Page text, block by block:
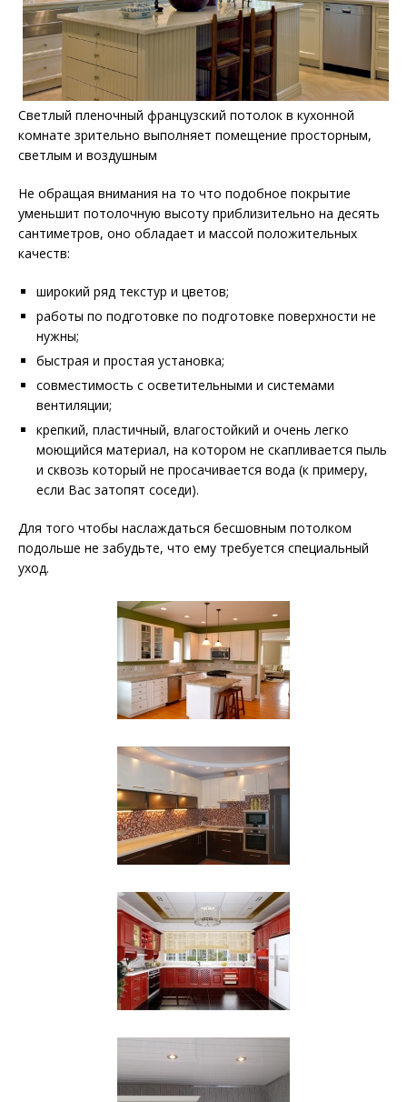
Светлый пленочный французский потолок в кухонной
комнате зрительно выполняет помещение просторным,
светлым и воздушным
Не обращая внимания на то что подобное покрытие
уменьшит потолочную высоту приблизительно на десять
сантиметров, оно обладает и массой положительных
качеств:
широкий ряд текстур и цветов;
работы по подготовке по подготовке поверхности не
нужны;
быстрая и простая установка;
совместимость с осветительными и системами
вентиляции;
крепкий, пластичный, влагостойкий и очень легко
моющийся материал, на котором не скапливается пыль
и сквозь который не просачивается вода (к примеру,
если Вас затопят соседи).
Для того чтобы наслаждаться бесшовным потолком
подольше не забудьте, что ему требуется специальный
уход.